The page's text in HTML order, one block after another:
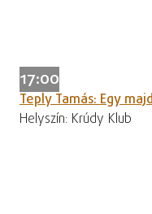
17:00
Teply Tamás: Egy
Helyszín: Krúdy Klub